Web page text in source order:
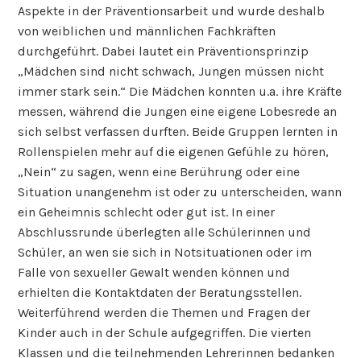
Aspekte in der Präventionsarbeit und wurde deshalb
von weiblichen und männlichen Fachkräften
durchgeführt. Dabei lautet ein Präventionsprinzip
„Mädchen sind nicht schwach, Jungen müssen nicht
immer stark sein.“ Die Mädchen konnten u.a. ihre Kräfte
messen, während die Jungen eine eigene Lobesrede an
sich selbst verfassen durften. Beide Gruppen lernten in
Rollenspielen mehr auf die eigenen Gefühle zu hören,
„Nein“ zu sagen, wenn eine Berührung oder eine
Situation unangenehm ist oder zu unterscheiden, wann
ein Geheimnis schlecht oder gut ist. In einer
Abschlussrunde überlegten alle Schülerinnen und
Schüler, an wen sie sich in Notsituationen oder im
Falle von sexueller Gewalt wenden können und
erhielten die Kontaktdaten der Beratungsstellen.
Weiterführend werden die Themen und Fragen der
Kinder auch in der Schule aufgegriffen. Die vierten
Klassen und die teilnehmenden Lehrerinnen bedanken